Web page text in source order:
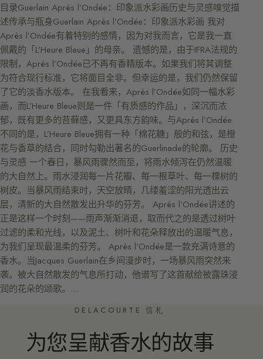
目录Guerlain Après l’Ondée：印象派水彩画历史与灵感嗅觉描
述传承与瓶身Guerlain Après l’Ondée：印象派水彩画 我对
Après l’Ondée有着特别的感情，因为对我而言，它是我一直
佩戴的「L’Heure Bleue」的母亲。 遗憾的是，由于IFRA法规的
限制，Après l’Ondée已不再有香精版本。如果我们将其调整
为符合现行标准，它将面目全非。但幸运的是，我们仍然保留
了它的淡香水版本。 在我看来，Après l’Ondée如同一幅水彩
画，而L’Heure Bleue则是一件「有质感的作品」，深沉而浓
郁，既有更多的苔藓感，又更具东方韵味。与Après l’Ondée
不同的是，L’Heure Bleue拥有一种「棉花糖」般的和弦，是橙
花与香草的结合，同时勾勒出著名的Guerlinade的轮廓。 历史
与灵感 一个春日，暴风雨骤然而至，将雨水倾泻在仍然温暖
的大自然上。雨水浸润每一片花瓣、每一根草叶、每一棵树的
树皮。当暴风雨结束时，天空放晴，几缕羞涩的阳光透出云
层，清新的大自然散发出升华的芬芳。 Après l’Ondée讲述的
正是这样一个时刻——雨声渐渐消退，取而代之的是透过树叶
过滤的柔和光线，以及泥土、树叶和花朵释放出的温暖气息，
为我们呈现最温柔的芬芳。 Après l’Ondée是一款充满诗意的
香水。当Jacques Guerlain在乡间漫步时，一场暴风雨突然来
袭。被大自然散发的气息所打动，他谱写了这首献给被露珠浸
润的花朵的颂歌。…
DELACOURTE 信札
为您呈献香水的故事